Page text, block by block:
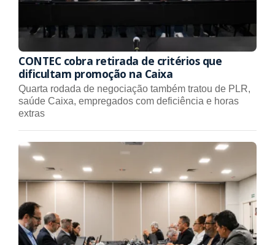
CONTEC cobra retirada de critérios que
dificultam promoção na Caixa
Quarta rodada de negociação também tratou de PLR,
saúde Caixa, empregados com deficiência e horas
extras